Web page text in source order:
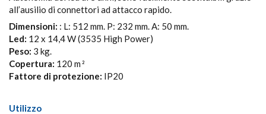
all’ausilio di connettori ad attacco rapido.
Dimensioni: : L: 512 mm. P: 232 mm. A: 50 mm.
Led: 12 x 14,4 W (3535 High Power)
Peso: 3 kg.
Copertura: 120 m 2
Fattore di protezione: IP20
Utilizzo